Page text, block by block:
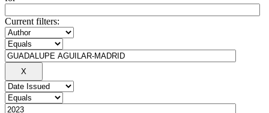
Current filters: